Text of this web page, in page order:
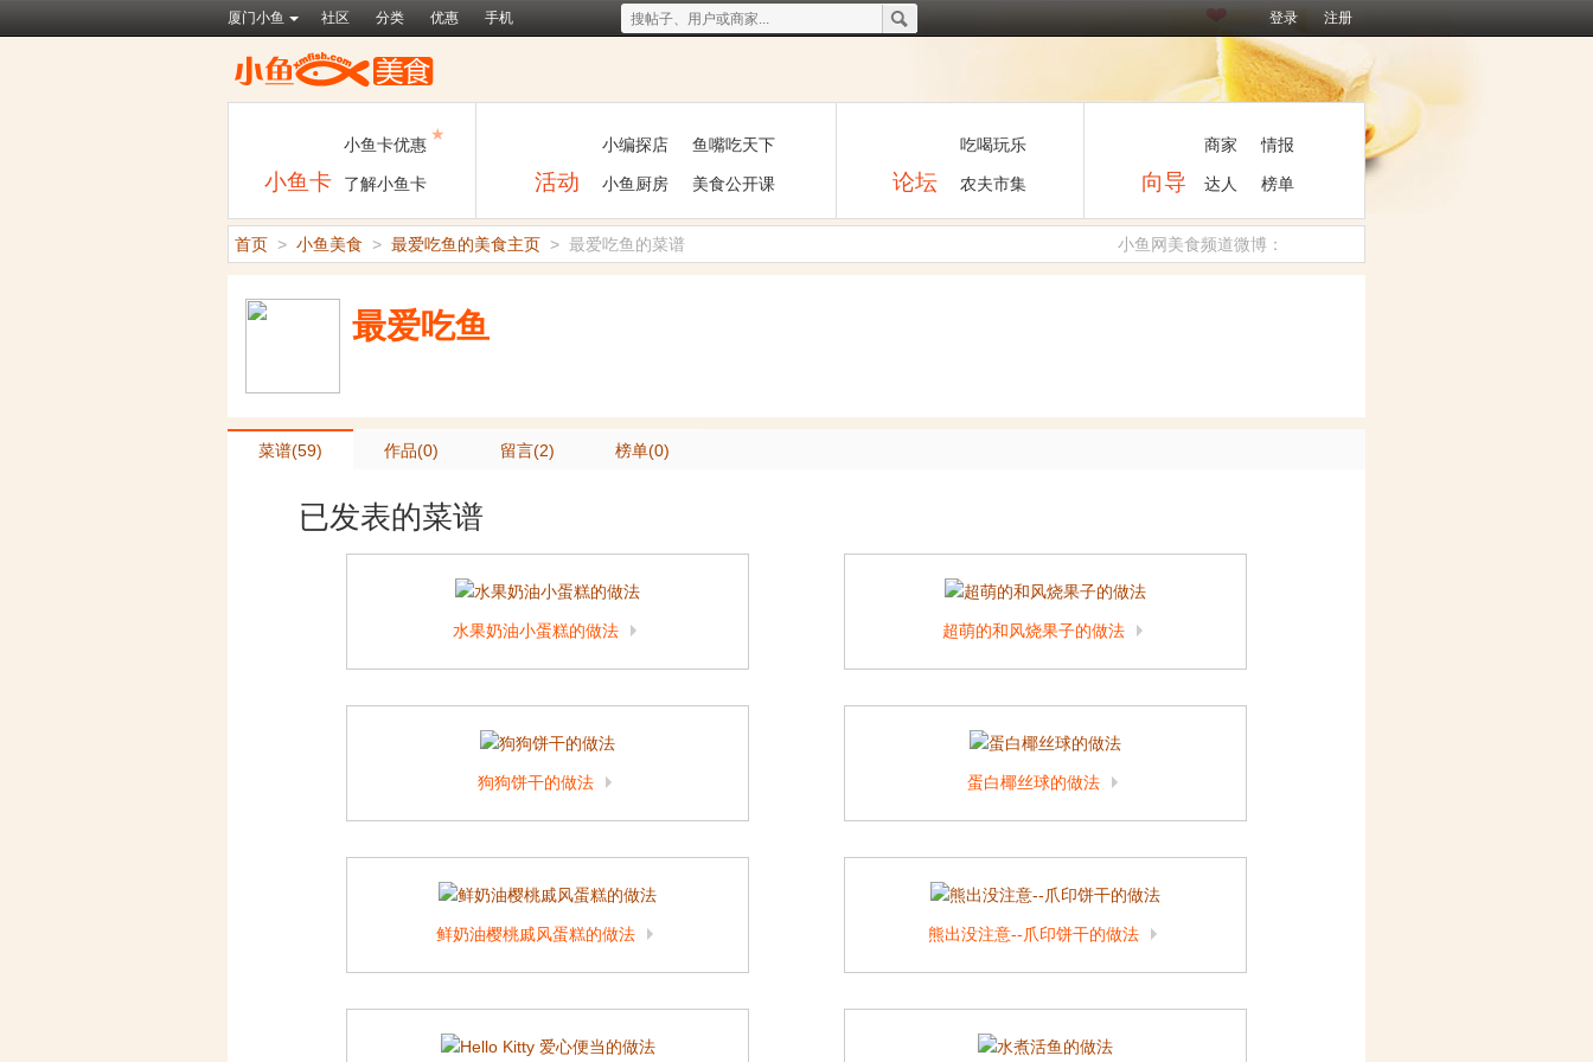
厦门小鱼 社区 分类 优惠 手机 登录 注册
小鱼卡
小鱼卡优惠
★
了解小鱼卡 活动
小编探店
小鱼厨房
鱼嘴吃天下
美食公开课 论坛
吃喝玩乐
农夫市集 向导
商家
达人
情报
榜单
首页 > 小鱼美食 > 最爱吃鱼的美食主页 > 最爱吃鱼的菜谱 小鱼网美食频道微博：
最爱吃鱼
菜谱(59) 作品(0) 留言(2) 榜单(0)
已发表的菜谱
水果奶油小蛋糕的做法 超萌的和风烧果子的做法
狗狗饼干的做法 蛋白椰丝球的做法
鲜奶油樱桃戚风蛋糕的做法 熊出没注意--爪印饼干的做法